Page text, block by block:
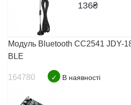
136₴
Модуль Bluetooth CC2541 JDY-
BLE
164780 ✓ В наявності